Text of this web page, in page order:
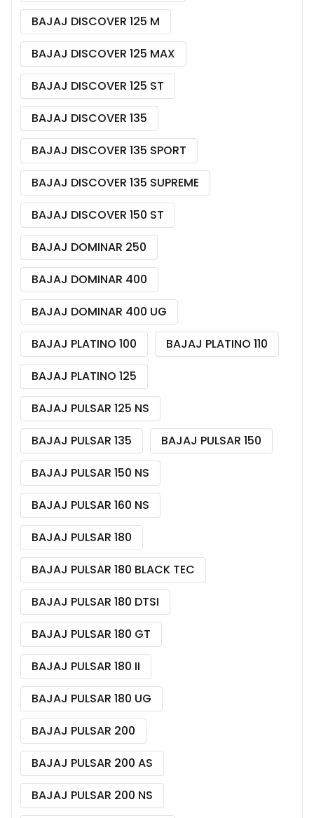
BAJAJ DISCOVER 125 M
BAJAJ DISCOVER 125 MAX
BAJAJ DISCOVER 125 ST
BAJAJ DISCOVER 135
BAJAJ DISCOVER 135 SPORT
BAJAJ DISCOVER 135 SUPREME
BAJAJ DISCOVER 150 ST
BAJAJ DOMINAR 250
BAJAJ DOMINAR 400
BAJAJ DOMINAR 400 UG
BAJAJ PLATINO 100
BAJAJ PLATINO 110
BAJAJ PLATINO 125
BAJAJ PULSAR 125 NS
BAJAJ PULSAR 135
BAJAJ PULSAR 150
BAJAJ PULSAR 150 NS
BAJAJ PULSAR 160 NS
BAJAJ PULSAR 180
BAJAJ PULSAR 180 BLACK TEC
BAJAJ PULSAR 180 DTSI
BAJAJ PULSAR 180 GT
BAJAJ PULSAR 180 II
BAJAJ PULSAR 180 UG
BAJAJ PULSAR 200
BAJAJ PULSAR 200 AS
BAJAJ PULSAR 200 NS